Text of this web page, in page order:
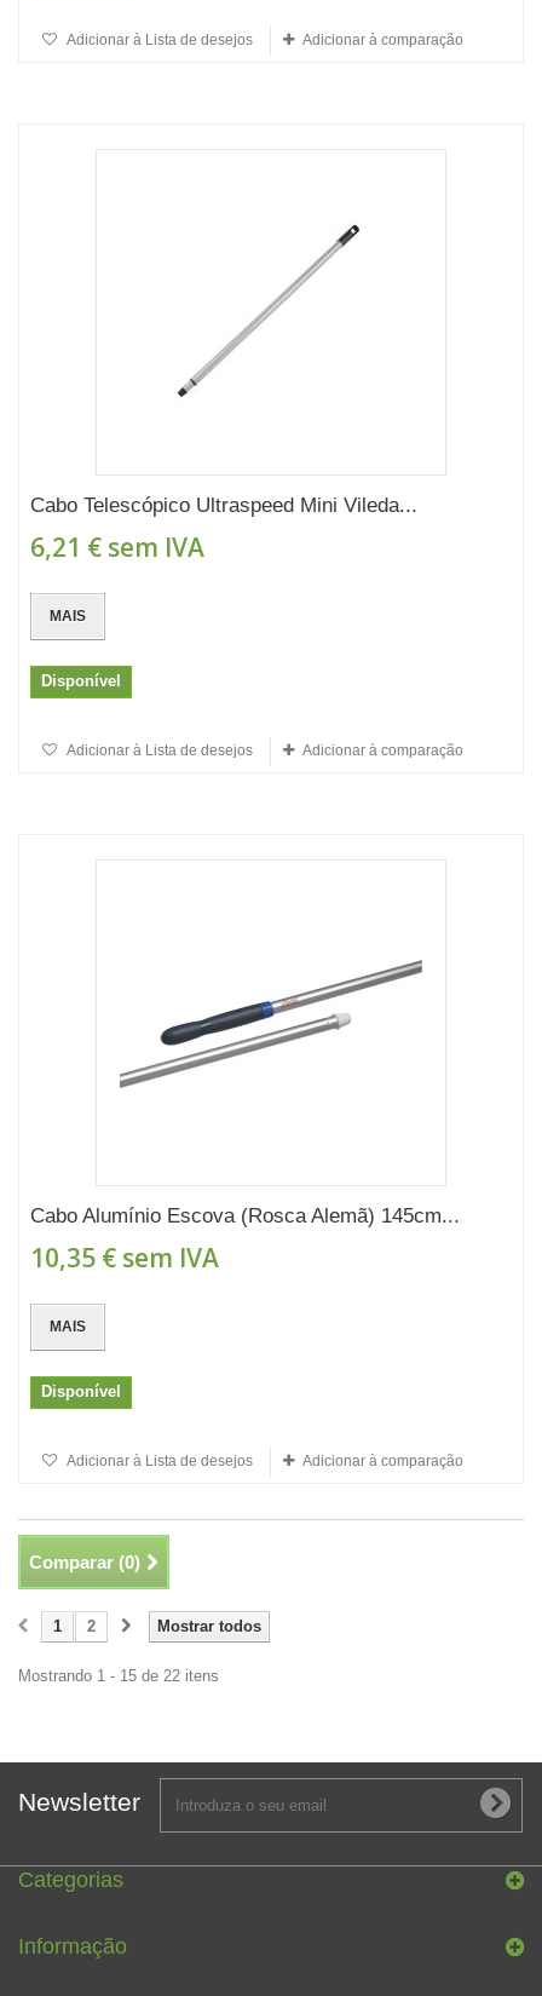
Adicionar à Lista de desejos Adicionar à comparação
Cabo Telescópico Ultraspeed Mini Vileda...
6,21 € sem IVA
MAIS
Disponível
Adicionar à Lista de desejos Adicionar à comparação
Cabo Alumínio Escova (Rosca Alemã) 145cm...
10,35 € sem IVA
MAIS
Disponível
Adicionar à Lista de desejos Adicionar à comparação
Comparar (0)
Mostrar todos
1 2
Mostrando 1 - 15 de 22 itens
Newsletter
Categorias
Informação